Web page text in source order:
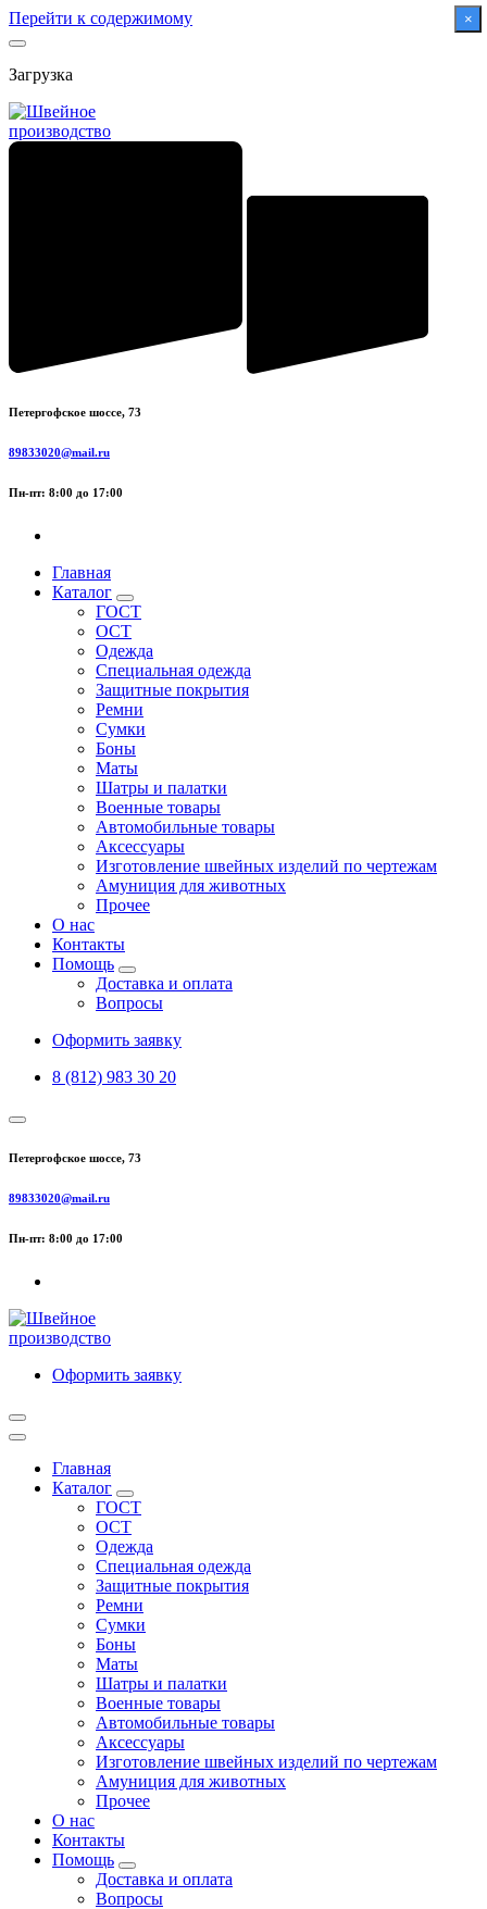
Перейти к содержимому
Загрузка
Петергофское шоссе, 73
89833020@mail.ru
Пн-пт: 8:00 до 17:00
Главная
Каталог
ГОСТ
ОСТ
Одежда
Специальная одежда
Защитные покрытия
Ремни
Сумки
Боны
Маты
Шатры и палатки
Военные товары
Автомобильные товары
Аксессуары
Изготовление швейных изделий по чертежам
Амуниция для животных
Прочее
О нас
Контакты
Помощь
Доставка и оплата
Вопросы
Оформить заявку
8 (812) 983 30 20
Петергофское шоссе, 73
89833020@mail.ru
Пн-пт: 8:00 до 17:00
Оформить заявку
Главная
Каталог
ГОСТ
ОСТ
Одежда
Специальная одежда
Защитные покрытия
Ремни
Сумки
Боны
Маты
Шатры и палатки
Военные товары
Автомобильные товары
Аксессуары
Изготовление швейных изделий по чертежам
Амуниция для животных
Прочее
О нас
Контакты
Помощь
Доставка и оплата
Вопросы
×